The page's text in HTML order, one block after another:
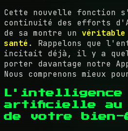
Cette nouvelle fonction
continuité des efforts
de sa montre un véritable
santé . Rappelons que
incitait déjà, il y a
porter davantage notre
Nous comprenons mieux
L'intelligence
artificielle au
de votre bien-